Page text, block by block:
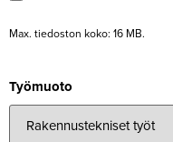
Max. tie­doston koko: 16 MB.
Työ­muoto